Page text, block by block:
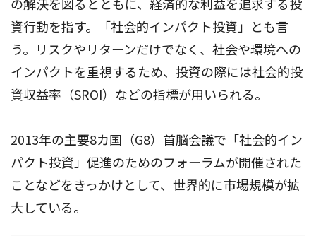
資行動を指す。「社会的インパクト投資」とも言
う。リスクやリターンだけでなく、社会や環境への
インパクトを重視するため、投資の際には社会的投
資収益率（SROI）などの指標が用いられる。
2013年の主要8カ国（G8）首脳会議で「社会的イン
パクト投資」促進のためのフォーラムが開催された
ことなどをきっかけとして、世界的に市場規模が拡
大している。